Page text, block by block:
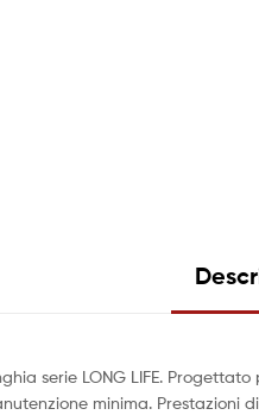
serie LONG LIFE.
minima.